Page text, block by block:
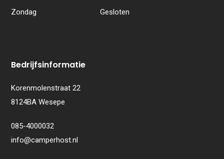
k
Zondag Gesloten
Bedrijfsinformatie
Korenmolenstraat 22
8124BA Wesepe
085-4000032
info@camperhost.nl